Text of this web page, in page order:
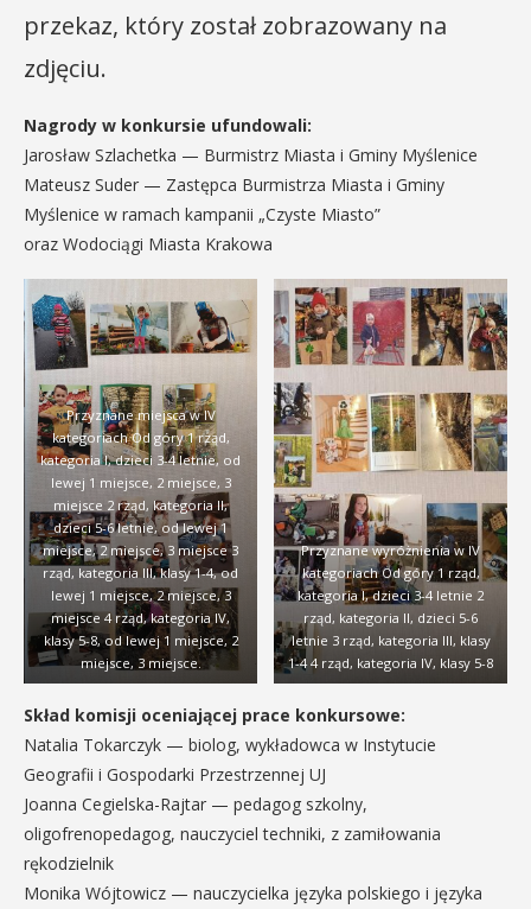
przekaz, który został zobrazowany na
zdjęciu.
Nagrody w konkursie ufundowali:
Jarosław Szlachetka — Burmistrz Miasta i Gminy Myślenice
Mateusz Suder — Zastępca Burmistrza Miasta i Gminy
Myślenice w ramach kampanii „Czyste Miasto”
oraz Wodociągi Miasta Krakowa
Przyznane miejsca w IV
kategoriach Od góry 1 rząd,
kategoria I, dzieci 3-4 letnie, od
lewej 1 miejsce, 2 miejsce, 3
miejsce 2 rząd, kategoria II,
dzieci 5-6 letnie, od lewej 1
miejsce, 2 miejsce, 3 miejsce 3
rząd, kategoria III, klasy 1-4, od
lewej 1 miejsce, 2 miejsce, 3
miejsce 4 rząd, kategoria IV,
klasy 5-8, od lewej 1 miejsce, 2
miejsce, 3 miejsce.
Przyznane wyróżnienia w IV
kategoriach Od góry 1 rząd,
kategoria I, dzieci 3-4 letnie 2
rząd, kategoria II, dzieci 5-6
letnie 3 rząd, kategoria III, klasy
1-4 4 rząd, kategoria IV, klasy 5-8
Skład komisji oceniającej prace konkursowe:
Natalia Tokarczyk — biolog, wykładowca w Instytucie
Geografii i Gospodarki Przestrzennej UJ
Joanna Cegielska-Rajtar — pedagog szkolny,
oligofrenopedagog, nauczyciel techniki, z zamiłowania
rękodzielnik
Monika Wójtowicz — nauczycielka języka polskiego i języka